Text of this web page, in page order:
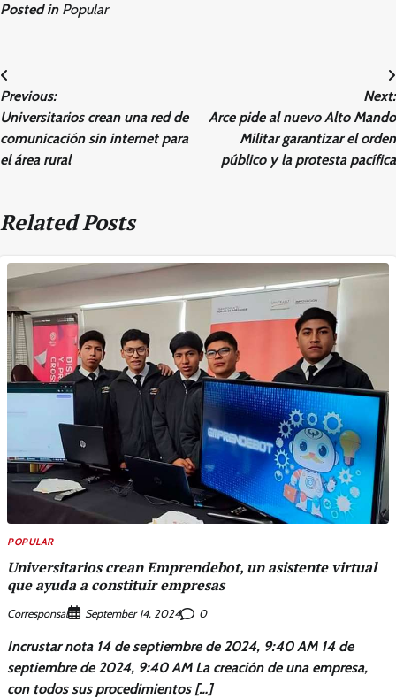
Posted in Popular
Post
navigation
Previous:
Universitarios crean una red de
comunicación sin internet para
el área rural
Next:
Arce pide al nuevo Alto Mando
Militar garantizar el orden
público y la protesta pacífica
Related Posts
POPULAR
Universitarios crean Emprendebot, un asistente virtual
que ayuda a constituir empresas
Corresponsal September 14, 2024 0
Incrustar nota 14 de septiembre de 2024, 9:40 AM 14 de
septiembre de 2024, 9:40 AM La creación de una empresa,
con todos sus procedimientos […]